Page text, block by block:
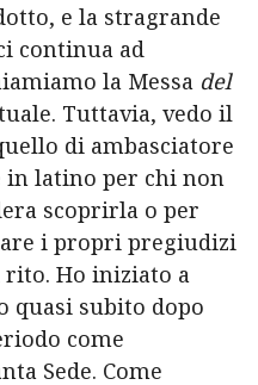
e la stragrande
continua ad
la Messa del
Tuttavia, vedo il
di ambasciatore
in latino per chi non
scoprirla o per
i propri pregiudizi
rito. Ho iniziato a
quasi subito dopo
come
Sede. Come